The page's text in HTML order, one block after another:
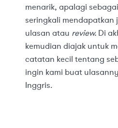
menarik, apalagi
seringkali mendapatkan
ulasan atau review. Di
kemudian diajak untuk
catatan kecil tentang
ingin kami buat
Inggris.